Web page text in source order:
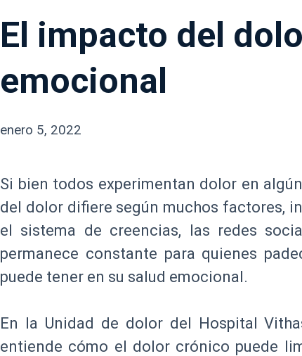
El impacto del
emocional
enero 5, 2022
Si bien todos experimentan dolor en
del dolor difiere según muchos factores,
el sistema de creencias, las redes
permanece constante para quienes
puede tener en su salud emocional.
En la Unidad de dolor del Hospital
entiende cómo el dolor crónico puede